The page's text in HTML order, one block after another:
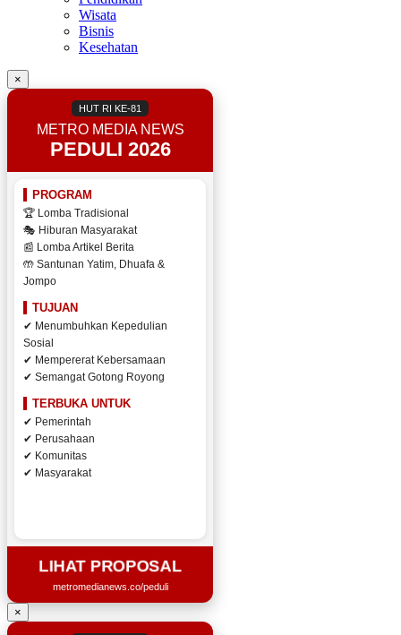
Wisata
Bisnis
Kesehatan
×
HUT RI KE-81
METRO MEDIA NEWS
PEDULI 2026
PROGRAM
🏆 Lomba Tradisional
🎭 Hiburan Masyarakat
📰 Lomba Artikel Berita
🤲 Santunan Yatim, Dhuafa &
Jompo
TUJUAN
✔ Menumbuhkan Kepedulian
Sosial
✔ Mempererat Kebersamaan
✔ Semangat Gotong Royong
TERBUKA UNTUK
✔ Pemerintah
✔ Perusahaan
✔ Komunitas
✔ Masyarakat
LIHAT PROPOSAL
metromedianews.co/peduli
×